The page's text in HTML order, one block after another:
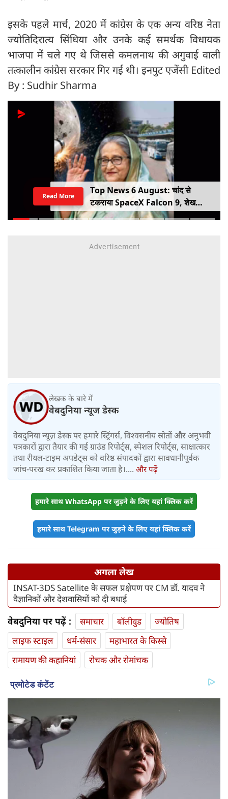
इसके पहले मार्च, 2020 में कांग्रेस के एक अन्य वरिष्ठ नेता
ज्योतिदिरात्य सिंधिया और उनके कई समर्थक विधायक
भाजपा में चले गए थे जिससे कमलनाथ की अगुवाई वाली
तत्कालीन कांग्रेस सरकार गिर गई थी। इनपुट एजेंसी Edited
By : Sudhir Sharma
Top News 6 August: चांद से
टकराया SpaceX Falcon 9, शेख
हसीना की घर वापसी का ऐलान, MP में बस
Read More
लेखक के बारे में
वेबदुनिया न्यूज डेस्क
वेबदुनिया न्यूज़ डेस्क पर हमारे स्ट्रिंगर्स, विश्वसनीय स्रोतों और अनुभवी
पत्रकारों द्वारा तैयार की गई ग्राउंड रिपोर्ट्स, स्पेशल रिपोर्ट्स, साक्षात्कार
तथा रीयल-टाइम अपडेट्स को वरिष्ठ संपादकों द्वारा सावधानीपूर्वक
जांच-परख कर प्रकाशित किया जाता है।.... और पढ़ें
हमारे साथ WhatsApp पर जुड़ने के लिए यहां क्लिक करें
हमारे साथ Telegram पर जुड़ने के लिए यहां क्लिक करें
अगला लेख
INSAT-3DS Satellite के सफल प्रक्षेपण पर CM डॉ. यादव ने
वैज्ञानिकों और देशवासियों को दी बधाई
वेबदुनिया पर पढ़ें : समाचार बॉलीवुड
ज्योतिष
लाइफ स्‍टाइल
धर्म-संसार
महाभारत के किस्से
रामायण की कहानियां
रोचक और रोमांचक